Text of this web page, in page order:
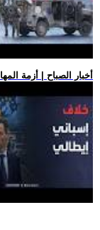
.. أخبار الصباح | أزمة